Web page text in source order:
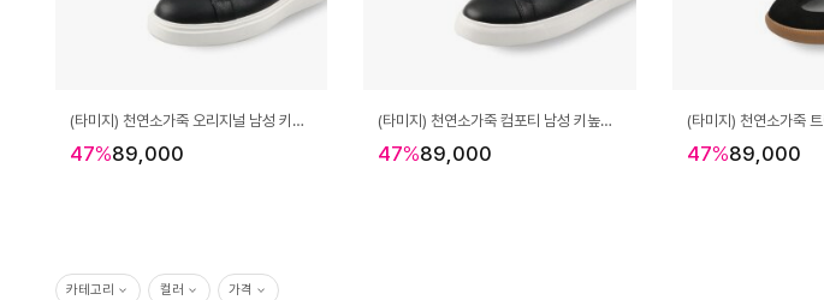
(타미지) 천연소가죽 오리지널 남성 키높이 스니커즈 TM25102L
47%89,000
(타미지) 천연소가죽 컴포티 남성 키높이 스니커즈 TM25101L
47%89,000 47%89,000
카테고리 컬러 가격